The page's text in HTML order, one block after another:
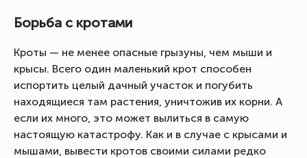
Борьба с кротами
Кроты — не менее опасные грызуны, чем мыши и
крысы. Всего один маленький крот способен
испортить целый дачный участок и погубить
находящиеся там растения, уничтожив их корни. А
если их много, это может вылиться в самую
настоящую катастрофу. Как и в случае с крысами и
мышами, вывести кротов своими силами редко